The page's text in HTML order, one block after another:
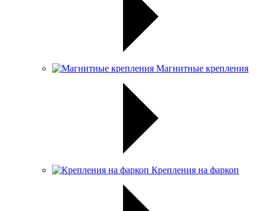
Магнитные крепления
Крепления на фаркоп